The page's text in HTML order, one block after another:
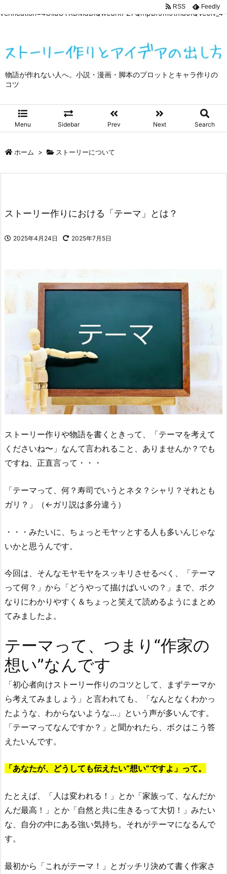
verification=4OliuOTXDMdDiQwedrkPZ7QmpBf9m9tma0IQVe0lv_4
物語が作れない人へ。小説・漫画・脚本のプロットとキャラ作りの
コツ
Menu Sidebar Prev Next Search
RSS Feedly
ホーム > ストーリーについて
ストーリー作りにおける「テーマ」とは？
2025年4月24日 2025年7月5日
ストーリー作りや物語を書くときって、「テーマを考えて
くださいね〜」なんて言われること、ありませんか？でも
ですね、正直言って・・・
「テーマって、何？寿司でいうとネタ？シャリ？それとも
ガリ？」（←ガリ説は多分違う）
・・・みたいに、ちょっとモヤッとする人も多いんじゃな
いかと思うんです。
今回は、そんなモヤモヤをスッキリさせるべく、「テーマ
って何？」から「どうやって描けばいいの？」まで、ボク
なりにわかりやすく＆ちょっと笑えて読めるようにまとめ
てみましたよ。
テーマって、つまり“作家の
想い”なんです
「初心者向けストーリー作りのコツとして、まずテーマか
ら考えてみましょう」と言われても、「なんとなくわかっ
たような、わからないような…」という声が多いんです。
「テーマってなんですか？」と聞かれたら、ボクはこう答
えたいんです。
「あなたが、どうしても伝えたい“想い”ですよ」って。
たとえば、「人は変われる！」とか「家族って、なんだか
んだ最高！」とか「自然と共に生きるって大切！」みたい
な、自分の中にある強い気持ち。それがテーマになるんで
す。
最初から「これがテーマ！」とガッチリ決めて書く作家さ